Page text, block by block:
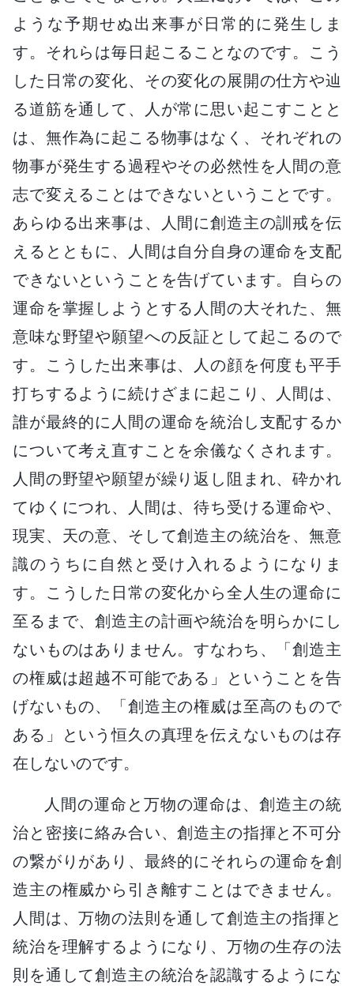
ような予期せぬ出来事が日常的に発生しま
す。それらは毎日起こることなのです。こう
した日常の変化、その変化の展開の仕方や辿
る道筋を通して、人が常に思い起こすことと
は、無作為に起こる物事はなく、それぞれの
物事が発生する過程やその必然性を人間の意
志で変えることはできないということです。
あらゆる出来事は、人間に創造主の訓戒を伝
えるとともに、人間は自分自身の運命を支配
できないということを告げています。自らの
運命を掌握しようとする人間の大それた、無
意味な野望や願望への反証として起こるので
す。こうした出来事は、人の顔を何度も平手
打ちするように続けざまに起こり、人間は、
誰が最終的に人間の運命を統治し支配するか
について考え直すことを余儀なくされます。
人間の野望や願望が繰り返し阻まれ、砕かれ
てゆくにつれ、人間は、待ち受ける運命や、
現実、天の意、そして創造主の統治を、無意
識のうちに自然と受け入れるようになりま
す。こうした日常の変化から全人生の運命に
至るまで、創造主の計画や統治を明らかにし
ないものはありません。すなわち、「創造主
の権威は超越不可能である」ということを告
げないもの、「創造主の権威は至高のもので
ある」という恒久の真理を伝えないものは存
在しないのです。
人間の運命と万物の運命は、創造主の統
治と密接に絡み合い、創造主の指揮と不可分
の繋がりがあり、最終的にそれらの運命を創
造主の権威から引き離すことはできません。
人間は、万物の法則を通して創造主の指揮と
統治を理解するようになり、万物の生存の法
則を通して創造主の統治を認識するようにな